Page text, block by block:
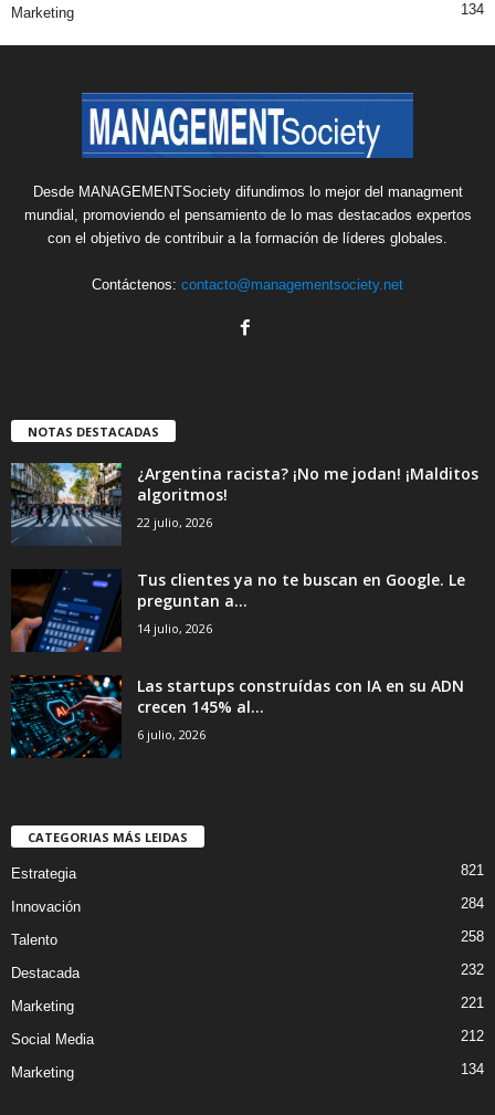
Marketing 134
Desde MANAGEMENTSociety difundimos lo mejor del managment
mundial, promoviendo el pensamiento de lo mas destacados expertos
con el objetivo de contribuir a la formación de líderes globales.
Contáctenos: contacto@managementsociety.net
NOTAS DESTACADAS
¿Argentina racista? ¡No me jodan! ¡Malditos
algoritmos!
22 julio, 2026
Tus clientes ya no te buscan en Google. Le
preguntan a...
14 julio, 2026
Las startups construídas con IA en su ADN
crecen 145% al...
6 julio, 2026
CATEGORIAS MÁS LEIDAS
Estrategia 821
Innovación 284
Talento 258
Destacada 232
Marketing 221
Social Media 212
Marketing 134